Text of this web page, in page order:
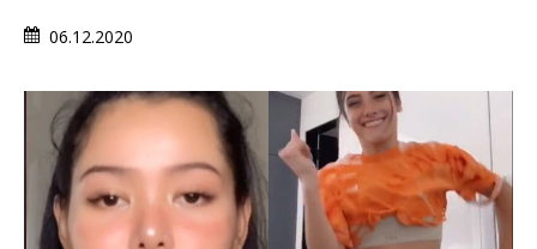
06.12.2020